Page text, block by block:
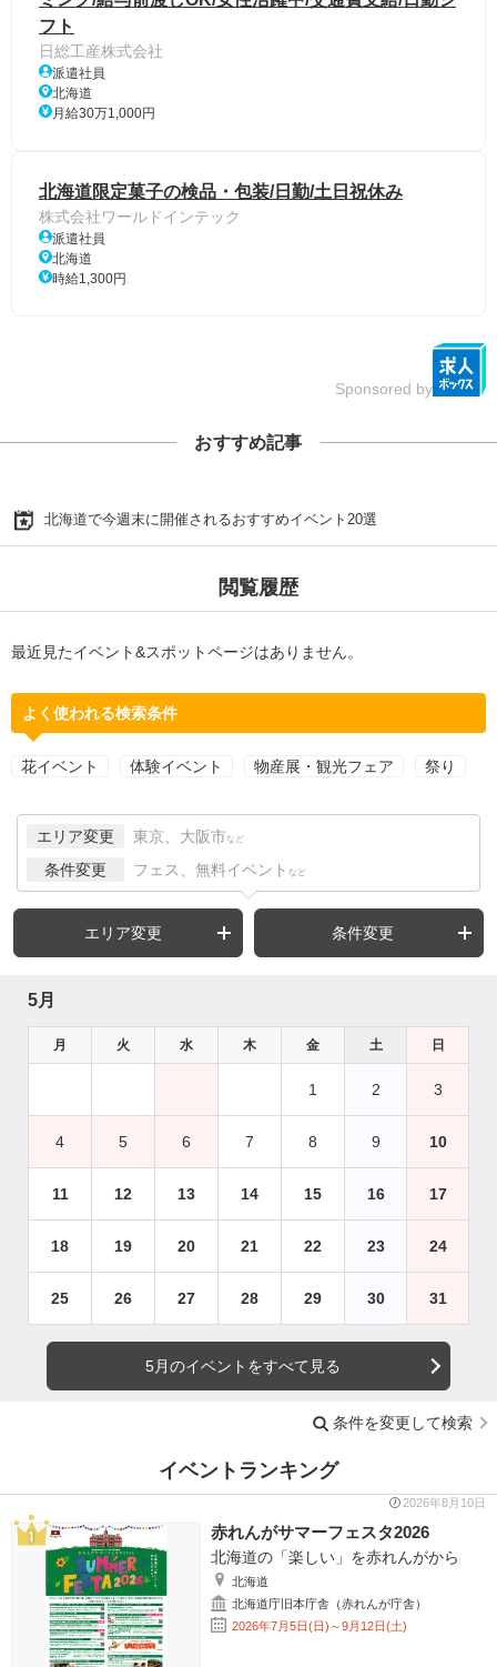
フト
日総工産株式会社
派遣社員
北海道
月給30万1,000円
北海道限定菓子の検品・包装/日勤/土日祝休み
株式会社ワールドインテック
派遣社員
北海道
時給1,300円
Sponsored by
おすすめ記事
北海道で今週末に開催されるおすすめイベント20選
閲覧履歴
最近見たイベント&スポットページはありません。
よく使われる検索条件
花イベント 体験イベント 物産展・観光フェア 祭り
エリア変更 東京、大阪市 など
条件変更 フェス、無料イベント など
エリア変更 条件変更
5月
月 火 水 木 金 土 日
1 2 3
4 5 6 7 8 9 10
11 12 13 14 15 16 17
18 19 20 21 22 23 24
25 26 27 28 29 30 31
5月のイベントをすべて見る
条件を変更して検索
イベントランキング
2026年8月10日
赤れんがサマーフェスタ2026
北海道の「楽しい」を赤れんがから
北海道
北海道庁旧本庁舎（赤れんが庁舎）
2026年7月5日(日)～9月12日(土)